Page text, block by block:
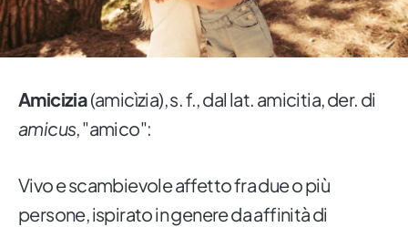
Amicizia(amicìzia), s. f., dal lat. amicitia, der. di
amicus, "amico":
Vivo e scambievole affetto fra due o più
persone, ispirato in genere da affinità di